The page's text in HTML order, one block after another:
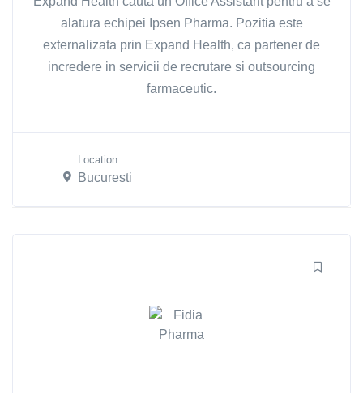
alatura echipei Ipsen Pharma. Pozitia este
externalizata prin Expand Health, ca partener de
incredere in servicii de recrutare si outsourcing
farmaceutic.
Location
Bucuresti